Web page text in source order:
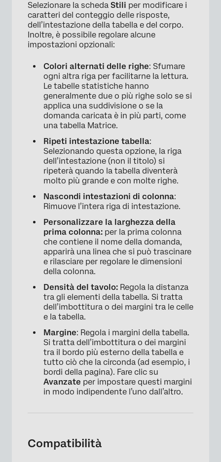
×
Selezionare la scheda Stili per modificare i
caratteri del conteggio delle risposte,
dell’intestazione della tabella e del corpo.
Inoltre, è possibile regolare alcune
impostazioni opzionali:
Colori alternati delle righe: Sfumare
ogni altra riga per facilitarne la lettura.
Le tabelle statistiche hanno
generalmente due o più righe solo se si
applica una suddivisione o se la
domanda caricata è in più parti, come
una tabella Matrice.
Ripeti intestazione tabella:
Selezionando questa opzione, la riga
dell’intestazione (non il titolo) si
ripeterà quando la tabella diventerà
molto più grande e con molte righe.
Nascondi intestazioni di colonna:
Rimuove l’intera riga di intestazione.
Personalizzare la larghezza della
prima colonna: per la prima colonna
che contiene il nome della domanda,
apparirà una linea che si può trascinare
e rilasciare per regolare le dimensioni
della colonna.
Densità del tavolo: Regola la distanza
tra gli elementi della tabella. Si tratta
dell’imbottitura o dei margini tra le celle
e la tabella.
Margine: Regola i margini della tabella.
Si tratta dell’imbottitura o dei margini
tra il bordo più esterno della tabella e
tutto ciò che la circonda (ad esempio, i
bordi della pagina). Fare clic su
Avanzate per impostare questi margini
in modo indipendente l’uno dall’altro.
Compatibilità